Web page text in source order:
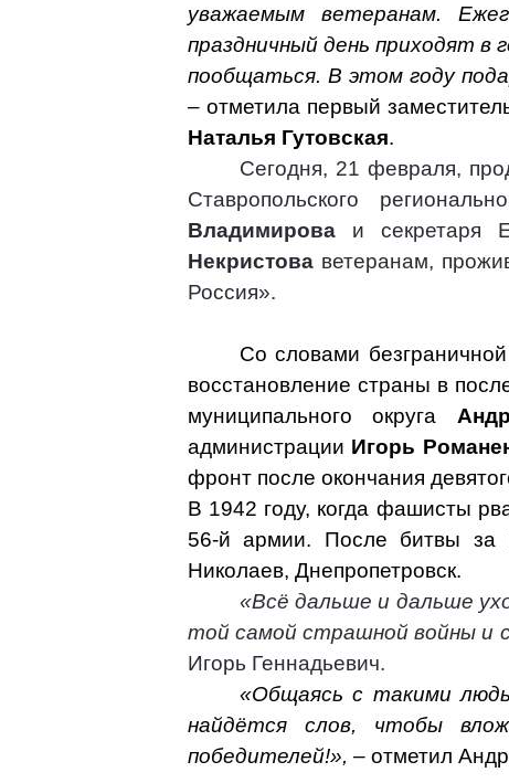
уважаемым ветеранам.
праздничный день приходят
пообщаться. В этом году
– отметила первый
Наталья Гутовская.
Сегодня, 21 февраля,
Ставропольского
Владимирова и секретаря
Некристова ветеранам,
Россия».
Со словами
восстановление страны в
муниципального округа
администрации Игорь
фронт после окончания
В 1942 году, когда фашисты
56-й армии. После битвы за
Николаев, Днепропетровск.
«Всё дальше и дальше
той самой страшной войны и
Игорь Геннадьевич.
«Общаясь с такими
найдётся слов, чтобы
победителей!», – отметил